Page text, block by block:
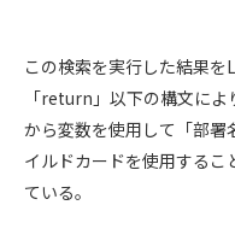
この検索を実行した結果
「return」以下の構文に
から変数を使用して「部署
イルドカードを使用するこ
ている。